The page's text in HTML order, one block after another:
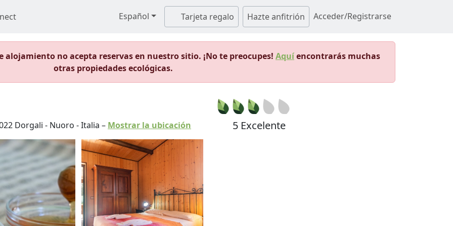
Español Tarjeta regalo Hazte anfitrión Acceder/Registrarse
no acepta reservas en nuestro sitio. ¡No te preocupes! Aquíencontrarás muchas
otras propiedades ecológicas.
Dorgali - Nuoro -Italia – Mostrar la ubicación 5 Excelente